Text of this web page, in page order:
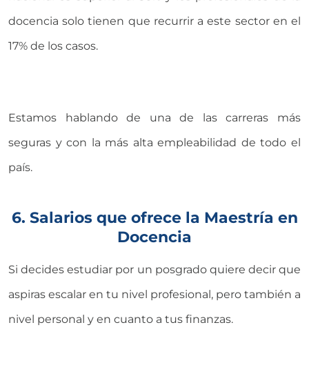
docencia solo tienen que recurrir a este sector en el
17% de los casos.
Estamos hablando de una de las carreras más
seguras y con la más alta empleabilidad de todo el
país.
6. Salarios que ofrece la Maestría en
Docencia
Si decides estudiar por un posgrado quiere decir que
aspiras escalar en tu nivel profesional, pero también a
nivel personal y en cuanto a tus finanzas.